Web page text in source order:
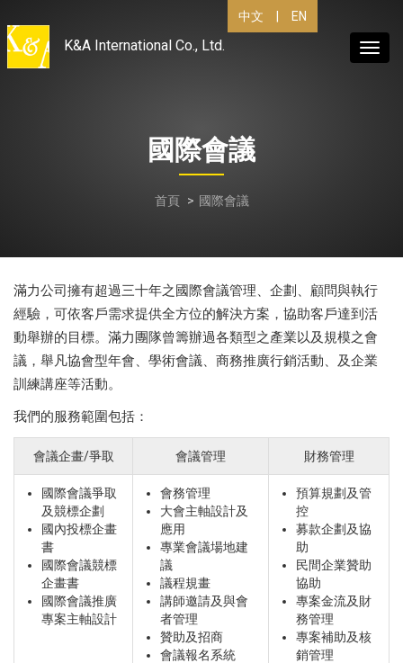
中文 EN
K&A International Co., Ltd.
國際會議
首頁 國際會議
滿力公司擁有超過三十年之國際會議管理、企劃、顧問與執行
經驗，可依客戶需求提供全方位的解決方案，協助客戶達到活
動舉辦的目標。滿力團隊曾籌辦過各類型之產業以及規模之會
議，舉凡協會型年會、學術會議、商務推廣行銷活動、及企業
訓練講座等活動。
我們的服務範圍包括：
會議企畫/爭取 會議管理 財務管理
國際會議爭取
及競標企劃
國內投標企畫
書
國際會議競標
企畫書
國際會議推廣
專案主軸設計
會務管理
大會主軸設計及
應用
專業會議場地建
議
議程規畫
講師邀請及與會
者管理
贊助及招商
會議報名系統
預算規劃及管
控
募款企劃及協
助
民間企業贊助
協助
專案金流及財
務管理
專案補助及核
銷管理